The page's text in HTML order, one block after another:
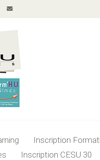
Inscription
Inscription CESU 30